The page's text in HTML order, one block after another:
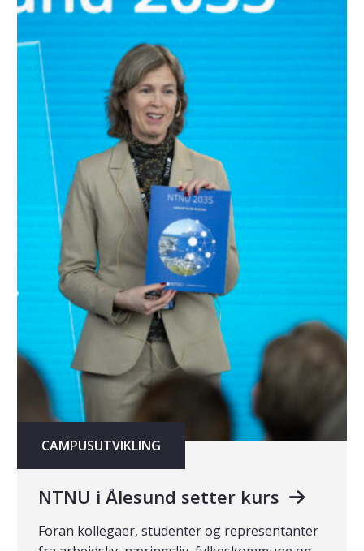
CAMPUSUTVIKLING
NTNU i Ålesund setter kurs
Foran kollegaer, studenter og representanter